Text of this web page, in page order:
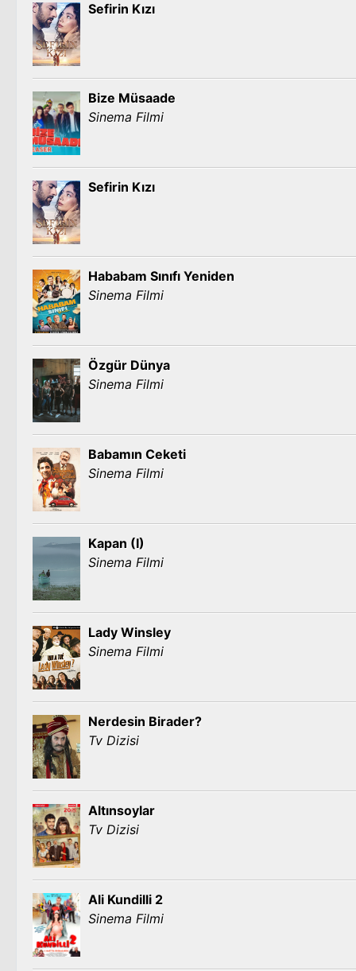
Sefirin Kızı
Bize Müsaade
Sinema Filmi
Sefirin Kızı
Hababam Sınıfı Yeniden
Sinema Filmi
Özgür Dünya
Sinema Filmi
Babamın Ceketi
Sinema Filmi
Kapan (I)
Sinema Filmi
Lady Winsley
Sinema Filmi
Nerdesin Birader?
Tv Dizisi
Altınsoylar
Tv Dizisi
Ali Kundilli 2
Sinema Filmi